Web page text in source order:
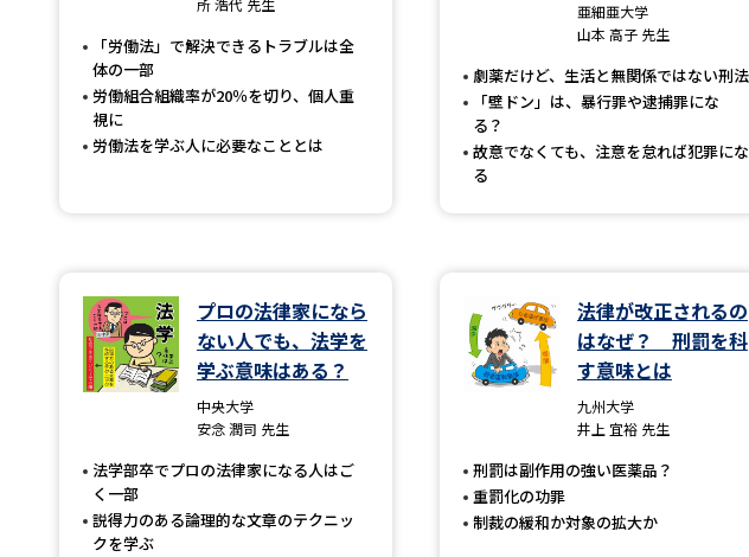
所 浩代 先生
「労働法」で解決できるトラブルは全
体の一部
労働組合組織率が20％を切り、個人重
視に
労働法を学ぶ人に必要なこととは
亜細亜大学
山本 高子 先生
劇薬だけど、生活と無関係ではない刑法
「壁ドン」は、暴行罪や逮捕罪にな
る？
故意でなくても、注意を怠れば犯罪にな
る
プロの法律家になら
ない人でも、法学を
学ぶ意味はある？
中央大学
安念 潤司 先生
法学部卒でプロの法律家になる人はご
く一部
説得力のある論理的な文章のテクニッ
クを学ぶ
法律が改正されるの
はなぜ？ 刑罰を科
す意味とは
九州大学
井上 宜裕 先生
刑罰は副作用の強い医薬品？
重罰化の功罪
制裁の緩和か対象の拡大か